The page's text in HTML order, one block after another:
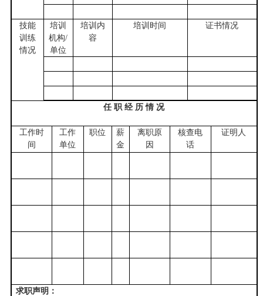
技能
训练
情况
培训
机构/
单位
培训内
容
培训时间 证书情况
任 职 经 历 情 况
工作时
间
工作
单位
职位
薪
金
离职原
因
核查电
话
证明人
求职声明：